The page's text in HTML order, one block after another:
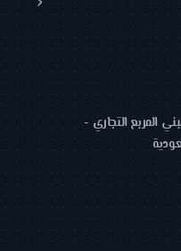
المربع التجاري -